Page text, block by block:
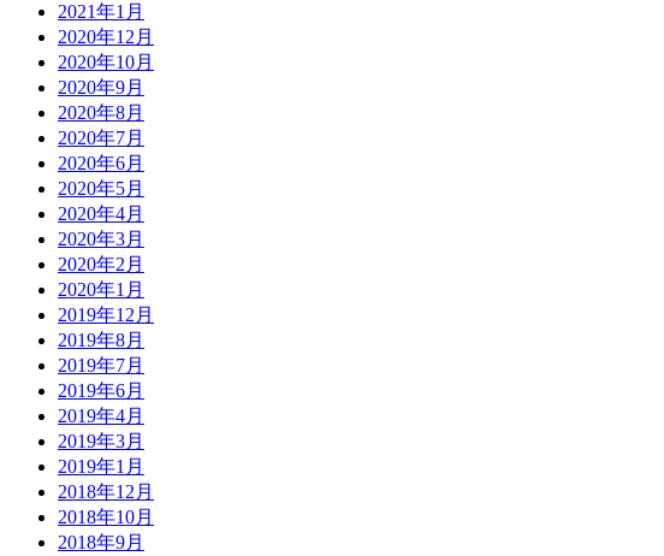
2021年1月
2020年12月
2020年10月
2020年9月
2020年8月
2020年7月
2020年6月
2020年5月
2020年4月
2020年3月
2020年2月
2020年1月
2019年12月
2019年8月
2019年7月
2019年6月
2019年4月
2019年3月
2019年1月
2018年12月
2018年10月
2018年9月